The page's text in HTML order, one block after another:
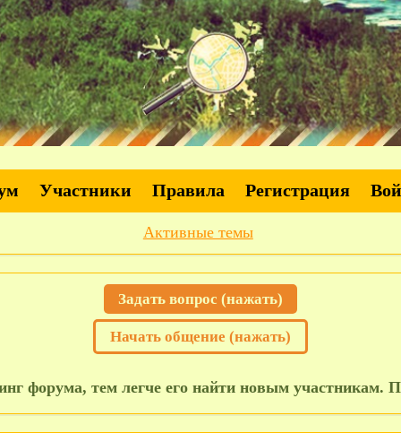
Участники Правила Регистрация
Активные темы
Задать вопрос (нажать)
Начать общение (нажать)
форума, тем легче его найти новым участникам.